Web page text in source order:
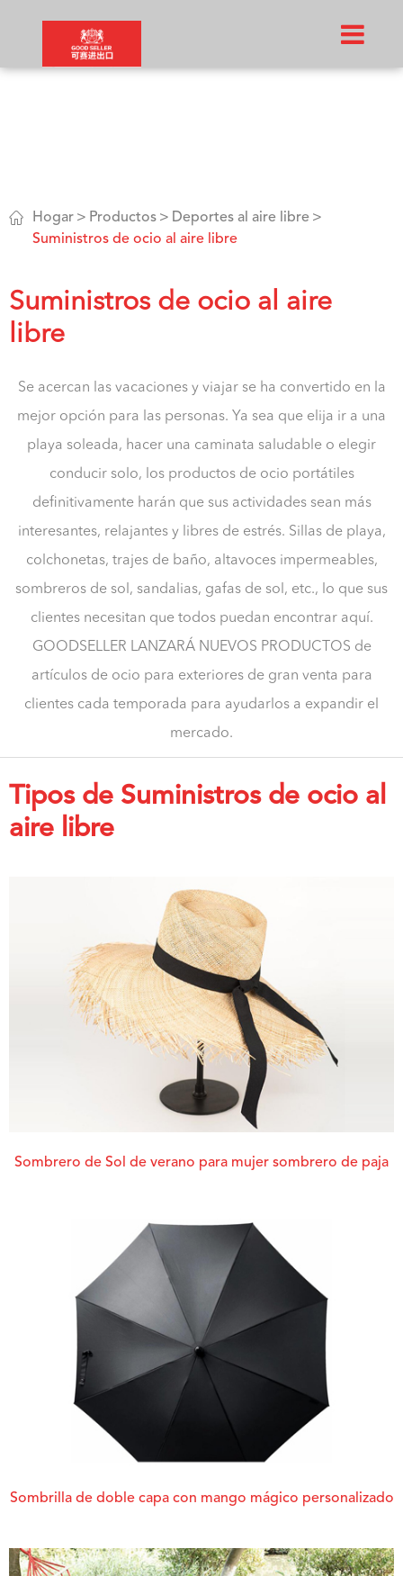
 Hogar Productos
Deportes al aire libre
Suministros de ocio al aire libre
Suministros de ocio al aire
libre
Se acercan las vacaciones y viajar se ha convertido en la
mejor opción para las personas. Ya sea que elija ir a una
playa soleada, hacer una caminata saludable o elegir
conducir solo, los productos de ocio portátiles
definitivamente harán que sus actividades sean más
interesantes, relajantes y libres de estrés. Sillas de playa,
colchonetas, trajes de baño, altavoces impermeables,
sombreros de sol, sandalias, gafas de sol, etc., lo que sus
clientes necesitan que todos puedan encontrar aquí.
GOODSELLER LANZARÁ NUEVOS PRODUCTOS de
artículos de ocio para exteriores de gran venta para
clientes cada temporada para ayudarlos a expandir el
mercado.
Tipos de Suministros de ocio al
aire libre
Sombrero de Sol de verano para mujer sombrero de paja
Sombrilla de doble capa con mango mágico personalizado